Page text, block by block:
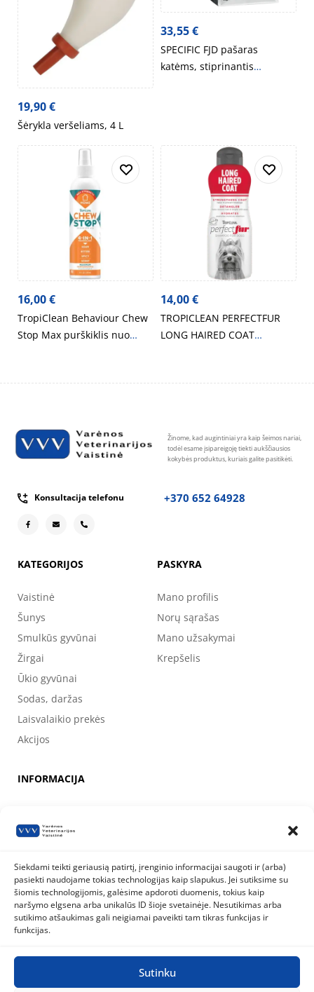
Siekdami teikti geriausią patirtį, įrenginio informacijai saugoti ir (arba)
pasiekti naudojame tokias technologijas kaip slapukus. Jei sutiksime su
šiomis technologijomis, galėsime apdoroti duomenis, tokius kaip
naršymo elgsena arba unikalūs ID šioje svetainėje. Nesutikimas arba
sutikimo atšaukimas gali neigiamai paveikti tam tikras funkcijas ir
funkcijas.
Sutinku
19,90€
Šėrykla veršeliams, 4 L
33,55€
SPECIFIC FJD pašaras
katėms, stiprinantis
16,00€
TropiClean Behaviour Chew
Stop Max purškiklis nuo
14,00€
TROPICLEAN PERFECTFUR
LONG HAIRED COAT
Žinome, kad augintiniai yra kaip šeimos nariai,
todėl esame įsipareigoję tiekti aukščiausios
kokybės produktus, kuriais galite pasitikėti.
Konsultacija telefonu +370 652 64928
KATEGORIJOS
Vaistinė
Šunys
Smulkūs gyvūnai
Žirgai
Ūkio gyvūnai
Sodas, daržas
Laisvalaikio prekės
Akcijos
PASKYRA
Mano profilis
Norų sąrašas
Mano užsakymai
Krepšelis
INFORMACIJA
Kontaktai
Valstybinė maisto ir veterinarijos tarnyba
Siesikų g. 19 LT-07170 Vilnius
8 800 40 403
www.vmvt.lt